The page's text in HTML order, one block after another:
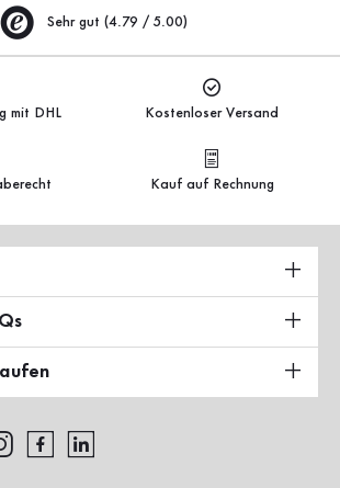
Sehr gut (4.79 / 5.00)
mit DHL Kostenloser Versand
Kauf auf Rechnung